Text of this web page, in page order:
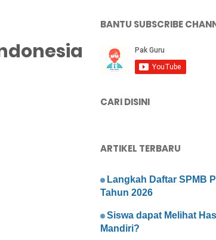
BANTU SUBSCRIBE
CARI DISINI
ARTIKEL TERBARU
Langkah Daftar SPMB
Tahun 2026
Siswa dapat Melihat
Mandiri?